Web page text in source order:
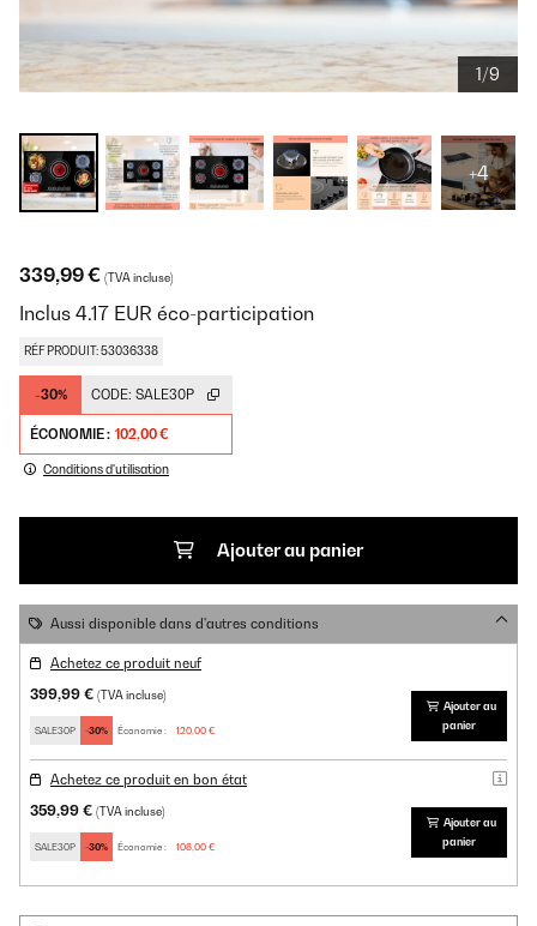
1/9
+4
339,99 € (TVA incluse)
Inclus 4.17 EUR éco-participation
RÉF PRODUIT: 53036338
-30% CODE: SALE30P
ÉCONOMIE : 102,00 €
Conditions d'utilisation
Ajouter au panier
Aussi disponible dans d'autres conditions
Achetez ce produit neuf
399,99 € (TVA incluse)
SALE30P -30% Économie : 120,00 €
Ajouter au
panier
Achetez ce produit en bon état
359,99 € (TVA incluse)
SALE30P -30% Économie : 108,00 €
Ajouter au
panier